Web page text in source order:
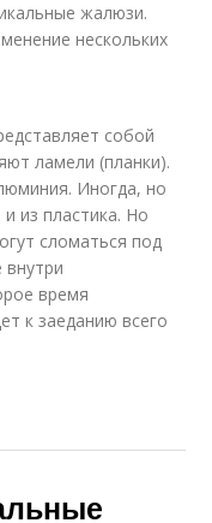
жалюзи.
нескольких
собой
ламели (планки).
Иногда, но
из пластика. Но
сломаться под
время
к заеданию всего